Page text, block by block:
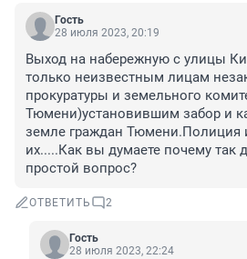
Гость
28 июля 2023, 20:19
Выход на набережную с улицы
только неизвестным лицам
прокуратуры и земельного
Тюмени)установившим забор и
земле граждан Тюмени.Полиция
их.....Как вы думаете почему так
простой вопрос?
ОТВЕТИТЬ 2
Гость
28 июля 2023, 22:24